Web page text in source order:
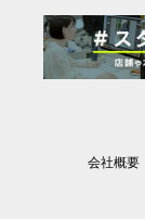
会社概要